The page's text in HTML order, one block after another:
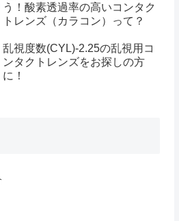
う！酸素透過率の高いコンタク
トレンズ（カラコン）って？
乱視度数(CYL)-2.25の乱視用コ
ンタクトレンズをお探しの方
に！